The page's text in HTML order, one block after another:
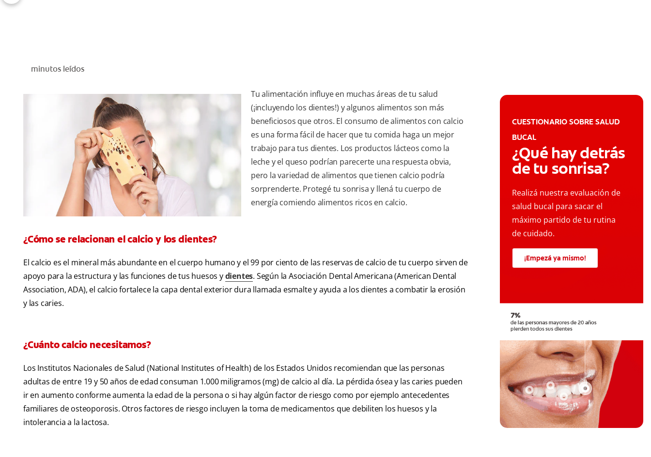
minutos leídos
Tu alimentación influye en muchas áreas de tu salud
(¡incluyendo los dientes!) y algunos alimentos son más
beneficiosos que otros. El consumo de alimentos con calcio
es una forma fácil de hacer que tu comida haga un mejor
trabajo para tus dientes. Los productos lácteos como la
leche y el queso podrían parecerte una respuesta obvia,
pero la variedad de alimentos que tienen calcio podría
sorprenderte. Protegé tu sonrisa y llená tu cuerpo de
energía comiendo alimentos ricos en calcio.
¿Cómo se relacionan el calcio y los dientes?
El calcio es el mineral más abundante en el cuerpo humano y el 99 por ciento de las reservas de calcio de tu cuerpo sirven de
apoyo para la estructura y las funciones de tus huesos ydientes. Según la Asociación Dental Americana (American Dental
Association, ADA), el calcio fortalece la capa dental exterior dura llamada esmalte y ayuda a los dientes a combatir la erosión
y las caries.
¿Cuánto calcio necesitamos?
Los Institutos Nacionales de Salud (National Institutes of Health) de los Estados Unidos recomiendan que las personas
adultas de entre 19 y 50 años de edad consuman 1.000 miligramos (mg) de calcio al día. La pérdida ósea y las caries pueden
ir en aumento conforme aumenta la edad de la persona o si hay algún factor de riesgo como por ejemplo antecedentes
familiares de osteoporosis. Otros factores de riesgo incluyen la toma de medicamentos que debiliten los huesos y la
intolerancia a la lactosa.
CUESTIONARIO SOBRE SALUD
BUCAL
¿Qué hay detrás
de tu sonrisa?
Realizá nuestra evaluación de
salud bucal para sacar el
máximo partido de tu rutina
de cuidado.
¡Empezá ya mismo!